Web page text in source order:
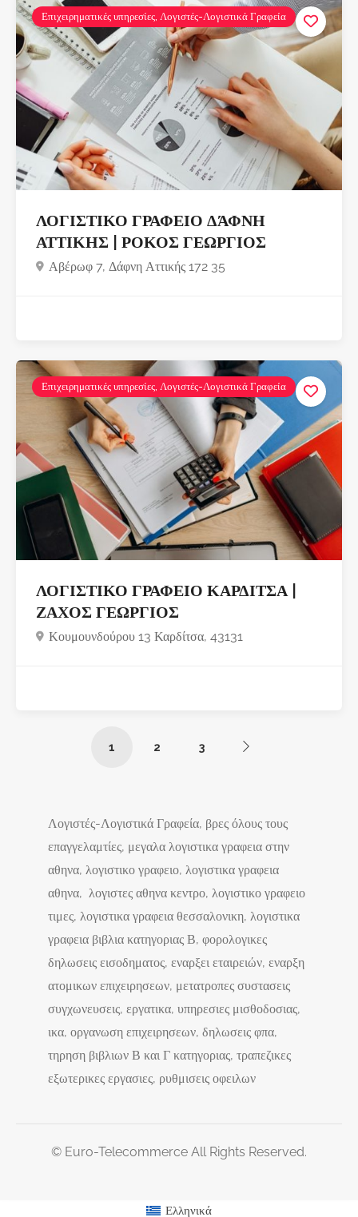
Επιχειρηματικές υπηρεσίες, Λογιστές-Λογιστικά Γραφεία
ΛΟΓΙΣΤΙΚΟ ΓΡΑΦΕΙΟ ΔΆΦΝΗ
ΑΤΤΙΚΗΣ | ΡΟΚΟΣ ΓΕΩΡΓΙΟΣ
Αβέρωφ 7, Δάφνη Αττικής 172 35
Επιχειρηματικές υπηρεσίες, Λογιστές-Λογιστικά Γραφεία
ΛΟΓΙΣΤΙΚΟ ΓΡΑΦΕΙΟ ΚΑΡΔΙΤΣΑ |
ΖΑΧΟΣ ΓΕΩΡΓΙΟΣ
Κουμουνδούρου 13 Καρδίτσα, 43131
1 2 3
Λογιστές-Λογιστικά Γραφεία, βρες όλους τους
επαγγελαμτίες, μεγαλα λογιστικα γραφεια στην
αθηνα, λογιστικο γραφειο, λογιστικα γραφεια
αθηνα, λογιστες αθηνα κεντρο, λογιστικο γραφειο
τιμες, λογιστικα γραφεια θεσσαλονικη, λογιστικα
γραφεια βιβλια κατηγοριας Β, φορολογικες
δηλωσεις εισοδηματος, εναρξει εταιρειών, εναρξη
ατομικων επιχειρησεων, μετατροπες συστασεις
συγχωνευσεις, εργατικα, υπηρεσιες μισθοδοσιας,
ικα, οργανωση επιχειρησεων, δηλωσεις φπα,
τηρηση βιβλιων Β και Γ κατηγοριας, τραπεζικες
εξωτερικες εργασιες, ρυθμισεις οφειλων
© Euro-Telecommerce All Rights Reserved.
Ελληνικά